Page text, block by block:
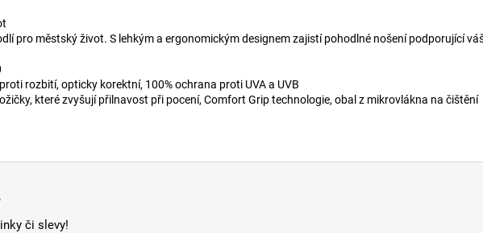
pro městský život. S lehkým a ergonomickým designem zajistí pohodlné nošení podporující
rozbití, opticky korektní, 100% ochrana proti UVA a UVB
které zvyšují přilnavost při pocení, Comfort Grip technologie, obal z mikrovlákna na čištění
či slevy!